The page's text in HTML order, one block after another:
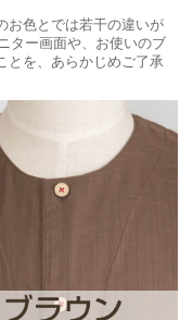
お色とでは若干の違いが
ター画面や、お使いのブ
とを、あらかじめご了承